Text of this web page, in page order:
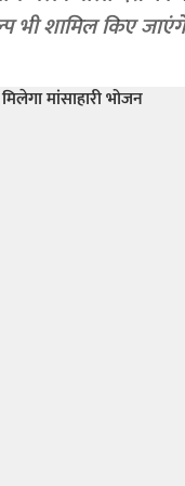
भी शामिल किए